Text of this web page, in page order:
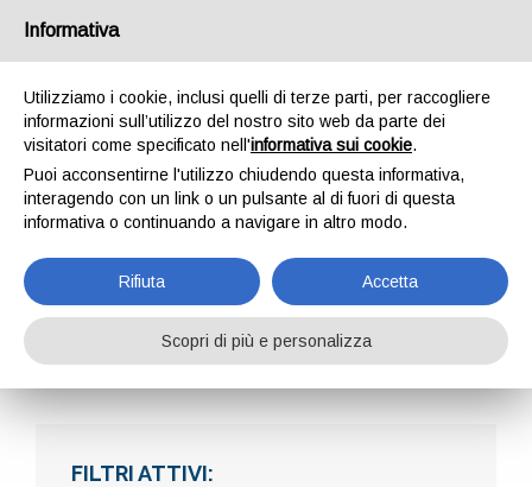
AZIENDE
Aziende
FILTRI ATTIVI:
Informativa
Utilizziamo i cookie, inclusi quelli di terze parti, per raccogliere
informazioni sull’utilizzo del nostro sito web da parte dei
visitatori come specificato nell'informativa sui cookie.
Puoi acconsentirne l'utilizzo chiudendo questa informativa,
interagendo con un link o un pulsante al di fuori di questa
informativa o continuando a navigare in altro modo.
Rifiuta Accetta
Scopri di più e personalizza